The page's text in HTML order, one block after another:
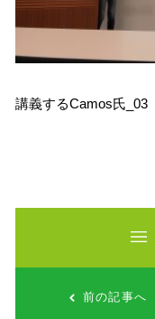
講義するCamos氏_03
前の記事へ